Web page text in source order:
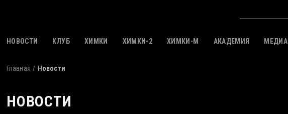
НОВОСТИ КЛУБ ХИМКИ ХИМКИ-2 ХИМКИ-M АКАДЕМИЯ МЕДИА
Главная Новости
НОВОСТИ